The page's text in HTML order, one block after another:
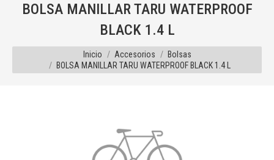
BOLSA MANILLAR TARU WATERPROOF
BLACK 1.4 L
Estás aquí:
Inicio Accesorios
Bolsas
BOLSA MANILLAR TARU WATERPROOF BLACK 1.4 L